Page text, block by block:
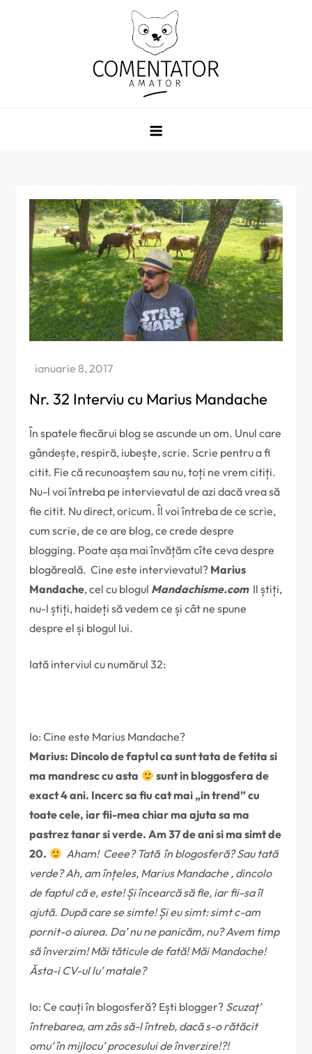
Nr. 32 Interviu cu Marius Mandache
În spatele fiecărui blog se ascunde un om. Unul care
gândește, respiră, iubește, scrie. Scrie pentru a fi
citit. Fie că recunoaștem sau nu, toți ne vrem citiți.
Nu-l voi întreba pe intervievatul de azi dacă vrea să
fie citit. Nu direct, oricum. Îl voi întreba de ce scrie,
cum scrie, de ce are blog, ce crede despre
blogging. Poate așa mai învățăm cîte ceva despre
blogăreală. Cine este intervievatul? Marius
Mandache, cel cu blogul Mandachisme.com Il știți,
nu-l știți, haideți să vedem ce și cât ne spune
despre el și blogul lui.
Iată interviul cu numărul 32:
Io: Cine este Marius Mandache?
Marius: Dincolo de faptul ca sunt tata de fetita si
ma mandresc cu asta
sunt in bloggosfera de
exact 4 ani. Incerc sa fiu cat mai „in trend” cu
toate cele, iar fii-mea chiar ma ajuta sa ma
pastrez tanar si verde. Am 37 de ani si ma simt de
20.
Aham! Ceee? Tată în blogosferă? Sau tată
verde? Ah, am înțeles, Marius Mandache , dincolo
de faptul că e, este! Și încearcă să fie, iar fii-sa îl
ajută. După care se simte! Și eu simt: simt c-am
pornit-o aiurea. Da’ nu ne panicăm, nu? Avem timp
să înverzim! Măi tăticule de fată! Măi Mandache!
Ăsta-i CV-ul lu’ matale?
Io: Ce cauți în blogosferă? Ești blogger? Scuzaț’
întrebarea, am zâs să-l întreb, dacă s-o rătăcit
omu’ în mijlocu’ procesului de înverzire!?!